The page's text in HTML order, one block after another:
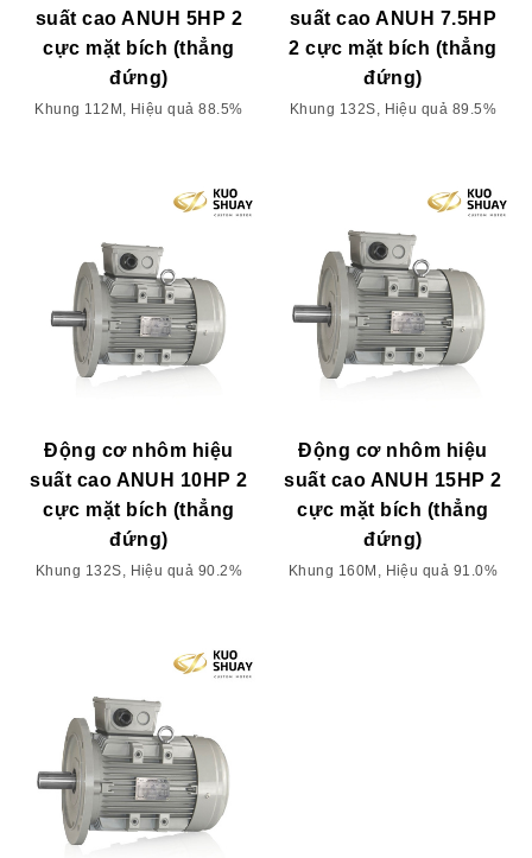
suất cao ANUH 5HP 2
cực mặt bích (thẳng
đứng)
Khung 112M, Hiệu quả 88.5%
suất cao ANUH 7.5HP
2 cực mặt bích (thẳng
đứng)
Khung 132S, Hiệu quả 89.5%
Động cơ nhôm hiệu
suất cao ANUH 10HP 2
cực mặt bích (thẳng
đứng)
Khung 132S, Hiệu quả 90.2%
Động cơ nhôm hiệu
suất cao ANUH 15HP 2
cực mặt bích (thẳng
đứng)
Khung 160M, Hiệu quả 91.0%